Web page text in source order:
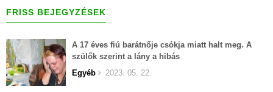
FRISS BEJEGYZÉSEK
A 17 éves fiú barátnője csókja miatt halt meg. A
szülők szerint a lány a hibás
Egyéb
2023. 05. 22.